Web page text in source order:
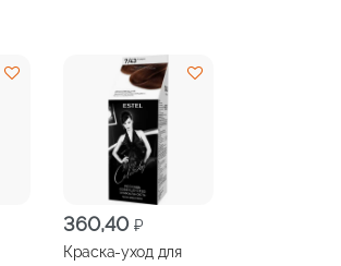
360,40 ₽
Краска-уход для